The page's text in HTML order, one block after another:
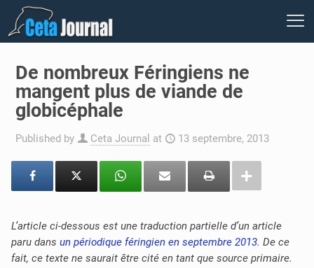
De nombreux Féringiens ne
mangent plus de viande de
globicéphale
Published by Ceta Journal at 13 septembre, 2013
L’article ci-dessous est une traduction partielle d’un article
paru dansun périodique féringien en septembre 2013. De ce
fait, ce texte ne saurait être cité en tant que source primaire.